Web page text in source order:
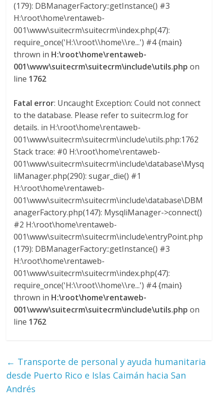
o
m
b
a
P
O
R
(179): DBManagerFactory::getInstance() #3
H:\root\home\rentaweb-
001\www\suitecrm\suitecrm\index.php(47):
require_once('H:\\root\\home\\re...') #4 {main}
thrown in H:\root\home\rentaweb-
001\www\suitecrm\suitecrm\include\utils.php on
line 1762
Fatal error: Uncaught Exception: Could not connect
to the database. Please refer to suitecrm.log for
details. in H:\root\home\rentaweb-
001\www\suitecrm\suitecrm\include\utils.php:1762
Stack trace: #0 H:\root\home\rentaweb-
001\www\suitecrm\suitecrm\include\database\Mysq
liManager.php(290): sugar_die() #1
H:\root\home\rentaweb-
001\www\suitecrm\suitecrm\include\database\DBM
anagerFactory.php(147): MysqliManager->connect()
#2 H:\root\home\rentaweb-
001\www\suitecrm\suitecrm\include\entryPoint.php
(179): DBManagerFactory::getInstance() #3
H:\root\home\rentaweb-
001\www\suitecrm\suitecrm\index.php(47):
require_once('H:\\root\\home\\re...') #4 {main}
thrown in H:\root\home\rentaweb-
001\www\suitecrm\suitecrm\include\utils.php on
line 1762
← Transporte de personal y ayuda humanitaria
desde Puerto Rico e Islas Caimán hacia San
Andrés